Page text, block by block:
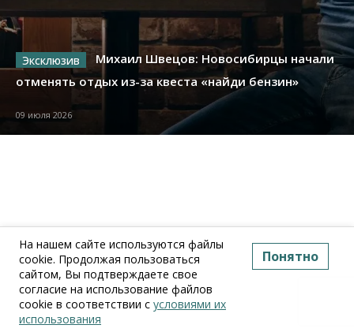
Михаил Швецов: Новосибирцы начали
отменять отдых из-за квеста «найди бензин»
09 июля 2026
На нашем сайте используются файлы
cookie. Продолжая пользоваться
сайтом, Вы подтверждаете свое
согласие на использование файлов
cookie в соответствии с условиями их
использования
Понятно